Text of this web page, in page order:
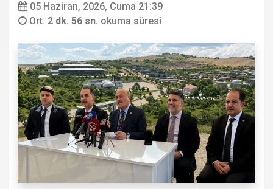
05 Haziran, 2026, Cuma 21:39
Ort. 2 dk. 56 sn. okuma süresi